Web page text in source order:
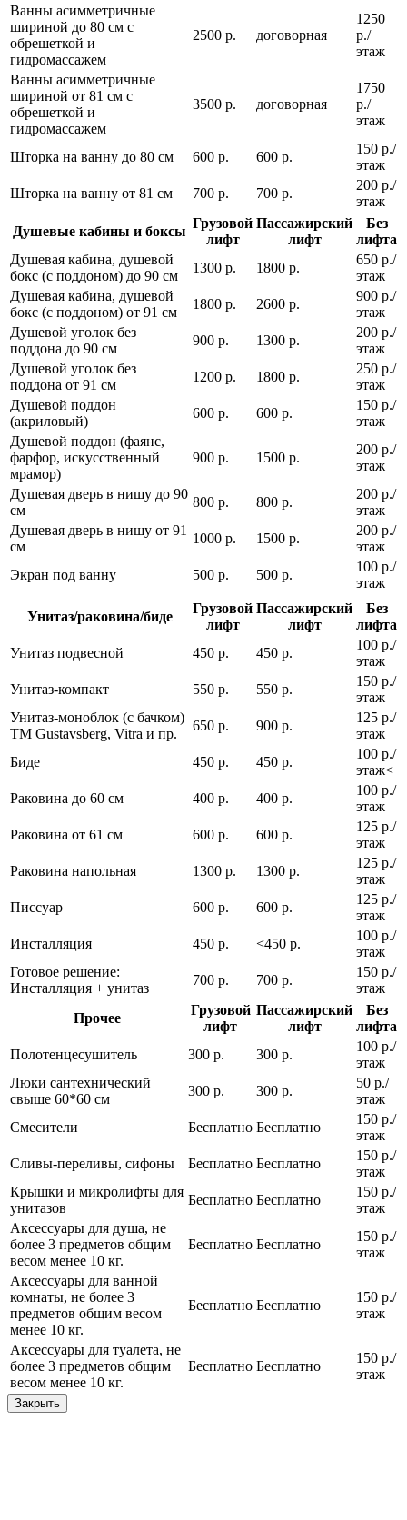
Ванны асимметричные
шириной до 80 см с
обрешеткой и
гидромассажем
2500 р. договорная
1250
р./
этаж
Ванны асимметричные
шириной от 81 см с
обрешеткой и
гидромассажем
3500 р. договорная
1750
р./
этаж
Шторка на ванну до 80 см 600 р. 600 р.
150 р./
этаж
Шторка на ванну от 81 см
700 р. 700 р.
200 р./
этаж
Душевые кабины и боксы
Грузовой
лифт
Пассажирский
лифт
Без
лифта
Душевая кабина, душевой
бокс (с поддоном) до 90 см
1300 р. 1800 р.
650 р./
этаж
Душевая кабина, душевой
бокс (с поддоном) от 91 см
1800 р. 2600 р.
900 р./
этаж
Душевой уголок без
поддона до 90 см
900 р. 1300 р.
200 р./
этаж
Душевой уголок без
поддона от 91 см
1200 р. 1800 р.
250 р./
этаж
Душевой поддон
(акриловый)
600 р. 600 р.
150 р./
этаж
Душевой поддон (фаянс,
фарфор, искусственный
мрамор)
900 р. 1500 р.
200 р./
этаж
Душевая дверь в нишу до 90
см
800 р. 800 р.
200 р./
этаж
Душевая дверь в нишу от 91
см
1000 р. 1500 р.
200 р./
этаж
Экран под ванну
500 р. 500 р.
100 р./
этаж
Унитаз/раковина/биде
Грузовой
лифт
Пассажирский
лифт
Без
лифта
Унитаз подвесной
450 р. 450 р.
100 р./
этаж
Унитаз-компакт
550 р. 550 р.
150 р./
этаж
Унитаз-моноблок (с бачком)
ТМ Gustavsberg, Vitra и пр.
650 р. 900 р.
125 р./
этаж
Биде
450 р. 450 р.
100 р./
этаж<
Раковина до 60 см
400 р. 400 р.
100 р./
этаж
Раковина от 61 см
600 р. 600 р.
125 р./
этаж
Раковина напольная
1300 р. 1300 р.
125 р./
этаж
Писсуар
600 р. 600 р.
125 р./
этаж
Инсталляция
450 р. <450 р.
100 р./
этаж
Готовое решение:
Инсталляция + унитаз
700 р. 700 р.
150 р./
этаж
Прочее
Грузовой
лифт
Пассажирский
лифт
Без
лифта
Полотенцесушитель
300 р. 300 р.
100 р./
этаж
Люки сантехнический
свыше 60*60 см
300 р. 300 р.
50 р./
этаж
Смесители
Бесплатно Бесплатно
150 р./
этаж
Сливы-переливы, сифоны
Бесплатно Бесплатно
150 р./
этаж
Крышки и микролифты для
унитазов
Бесплатно Бесплатно
150 р./
этаж
Аксессуары для душа, не
более 3 предметов общим
весом менее 10 кг.
Бесплатно Бесплатно
150 р./
этаж
Аксессуары для ванной
комнаты, не более 3
предметов общим весом
менее 10 кг.
Бесплатно Бесплатно
150 р./
этаж
Аксессуары для туалета, не
более 3 предметов общим
весом менее 10 кг.
Бесплатно Бесплатно
150 р./
этаж
Закрыть